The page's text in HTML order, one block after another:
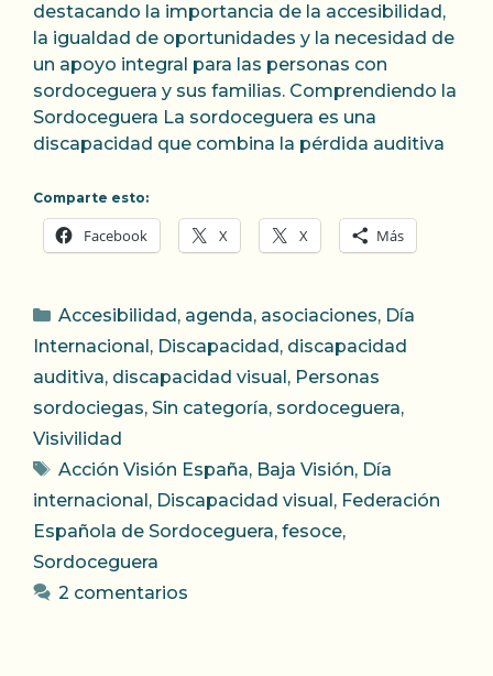
destacando la importancia de la accesibilidad,
la igualdad de oportunidades y la necesidad de
un apoyo integral para las personas con
sordoceguera y sus familias. Comprendiendo la
Sordoceguera La sordoceguera es una
discapacidad que combina la pérdida auditiva
Comparte esto:
Facebook X X Más
Categorías
Accesibilidad , agenda, asociaciones, Día
Internacional , Discapacidad , discapacidad
auditiva, discapacidad visual , Personas
sordociegas, Sin categoría, sordoceguera,
Visivilidad
Etiquetas
Acción Visión España, Baja Visión, Día
internacional , Discapacidad visual , Federación
Española de Sordoceguera, fesoce,
Sordoceguera
2 comentarios